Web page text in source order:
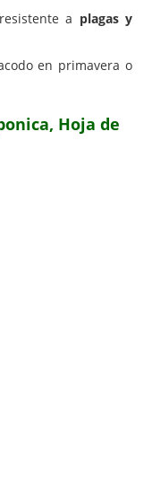
a plagas y
en primavera o
Hoja de